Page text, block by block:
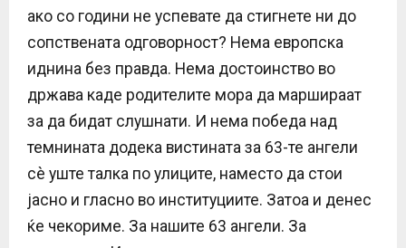
ако со години не успевате да стигнете ни до
сопствената одговорност? Нема европска
иднина без правда. Нема достоинство во
држава каде родителите мора да маршираат
за да бидат слушнати. И нема победа над
темнината додека вистината за 63-те ангели
сè уште талка по улиците, наместо да стои
јасно и гласно во институциите. Затоа и денес
ќе чекориме. За нашите 63 ангели. За